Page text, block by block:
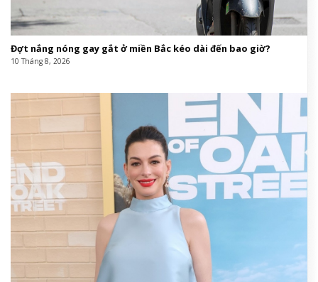
Đợt nắng nóng gay gắt ở miền Bắc kéo dài đến bao giờ?
10 Tháng 8, 2026